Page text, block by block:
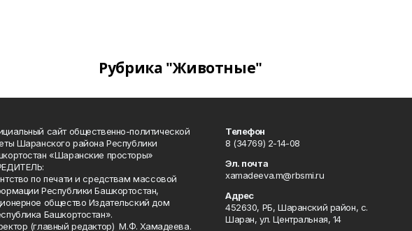
Рубрика "Животные"
сайт общественно-политической
Шаранского района Республики
«Шаранские просторы»
по печати и средствам массовой
Республики Башкортостан,
общество Издательский дом
Башкортостан».
(главный редактор) М.Ф. Хамадеева.
Телефон
8 (34769) 2-14-08
Эл. почта
xamadeeva.m@rbsmi.ru
Адрес
452630, РБ, Шаранский район, с.
Шаран, ул. Центральная, 14